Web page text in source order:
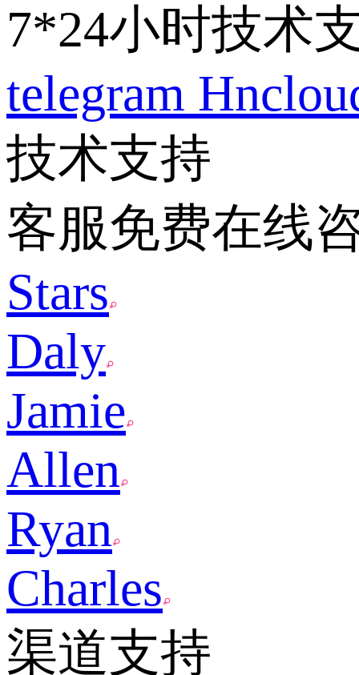
7*24小时技术
telegram
技术支持
客服免费在线
Stars
Daly
Jamie
Allen
Ryan
Charles
渠道支持